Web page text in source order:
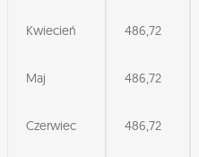
Kwiecień 486,72
Maj 486,72
Czerwiec 486,72